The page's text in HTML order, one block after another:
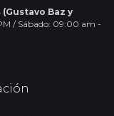
Baz y
/ Sábado: 09:00 am -